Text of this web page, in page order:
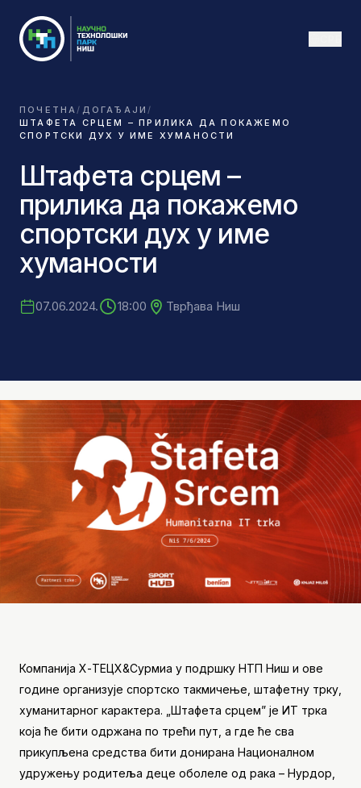
ПОЧЕТНА/ ДОГАЂАЈИ/
ШТАФЕТА СРЦЕМ – ПРИЛИКА ДА ПОКАЖЕМО
СПОРТСКИ ДУХ У ИМЕ ХУМАНОСТИ
Штафета срцем –
прилика да покажемо
спортски дух у име
хуманости
07.06.2024. 18:00 Тврђава Ниш
Компанија Х-ТЕЦХ&Сyрмиа у подршку НТП Ниш и ове
године организује спортско такмичење, штафетну трку,
хуманитарног карактера. „Штафета срцем” је ИТ трка
која ће бити одржана по трећи пут, а где ће сва
прикупљена средства бити донирана Националном
удружењу родитеља деце оболеле од рака – Нурдор,